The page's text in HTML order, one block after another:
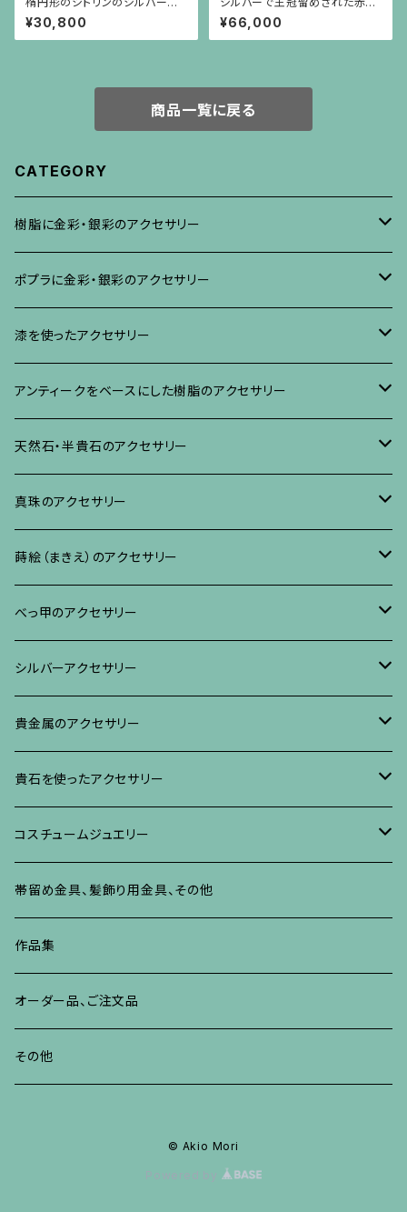
ゴールドプレーティングのシンプ
ルな枠のピアス
¥30,800
瑚のカボーションのライオンリン
グ
¥66,000
商品一覧に戻る
CATEGORY
樹脂に金彩・銀彩のアクセサリー
ブローチ
イヤリング・ピアス
ネックレス、その他
ポプラに金彩・銀彩のアクセサリー
ブローチ
イヤリング、ピアス
ネックレス、ペンダント
ブレスレット、バングル、その他
漆を使ったアクセサリー
ブローチ
イヤリング・ピアス
ネックレス・ペンダント
リング
ブレスレット・バングル、その他
アンティークをベースにした樹脂のアクセサリー
ブローチ
イヤリング・ピアス
ネックレス、ペンダント
ブレスレット、その他
天然石・半貴石のアクセサリー
ブローチ
イヤリング・ピアス
ネックレス、ペンダント
リング
ブレスレット、その他
真珠のアクセサリー
ブローチ
イヤリング・ピアス
ネックレス、ペンダント
リング
ブレスレット、その他
蒔絵（まきえ）のアクセサリー
べっ甲に蒔絵のアクセサリー
ブローチ
イヤリング・ピアス
真珠に蒔絵のアクセサリー
ブローチ
イヤリング、ピアス
水晶に蒔絵のアクセサリー
ブローチ
イヤリング、ピアス
朴の木やポプラに蒔絵のアクセサリー
ブローチ
イヤリング・ピアス
その他の蒔絵のアクセサリー
べっ甲のアクセサリー
ブローチ
イヤリング、ピアス
ネックレス、ペンダント
リング
ブレスレット、バングル、その他
シルバーアクセサリー
ブローチ
イヤリング、ピアス
ネックレス、ペンダント
リング
ブレスレット、バングル、その他
貴金属のアクセサリー
ブローチ
イヤリング、ピアス
ネックレス、ペンダント
ブレスレット、その他
リング
貴石を使ったアクセサリー
ブローチ
イヤリング、ピアス
ネックレス、ペンダント
リング
ブレスレット、バングル
コスチュームジュエリー
ブローチ
イヤリング、ピアス
ネックレス、ペンダント
リング
帯留め金具、髪飾り用金具、その他
作品集
オーダー品、ご注文品
その他
© Akio Mori
Powered by